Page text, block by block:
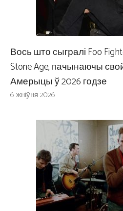
Вось што сыгралі Foo
Stone Age, пачынаючы
Амерыцы ў 2026 годзе
6 жніўня 2026